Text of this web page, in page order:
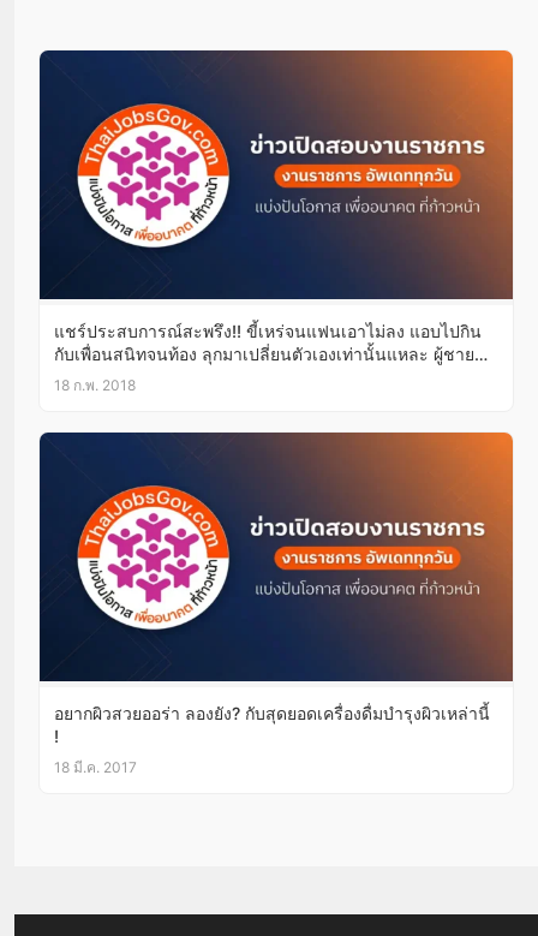
แชร์ประสบการณ์สะพรึง!! ขี้เหร่จนแฟนเอาไม่ลง แอบไปกิน
กับเพื่อนสนิทจนท้อง ลุกมาเปลี่ยนตัวเองเท่านั้นแหละ ผู้ชาย
เสียดายแทบไม่ทัน!!
18 ก.พ. 2018
อยากผิวสวยออร่า ลองยัง? กับสุดยอดเครื่องดื่มบำรุงผิวเหล่านี้
!
18 มี.ค. 2017